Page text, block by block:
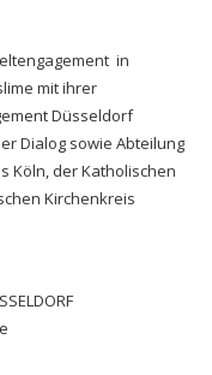
in
mit ihrer
Düsseldorf
Dialog sowie Abteilung
Köln, der Katholischen
Kirchenkreis